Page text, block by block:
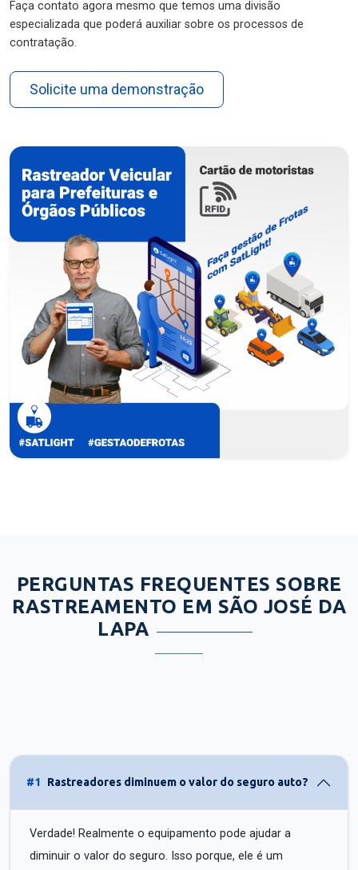
Faça contato agora mesmo que temos uma divisão
especializada que poderá auxiliar sobre os processos de
contratação.
Solicite uma demonstração
PERGUNTAS FREQUENTES SOBRE
RASTREAMENTO EM SÃO JOSÉ DA
LAPA
#1 Rastreadores diminuem o valor do seguro auto?
Verdade! Realmente o equipamento pode ajudar a
diminuir o valor do seguro. Isso porque, ele é um